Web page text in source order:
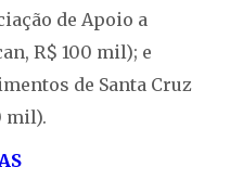
de Apoio a
R$ 100 mil); e
de Santa Cruz
mil).